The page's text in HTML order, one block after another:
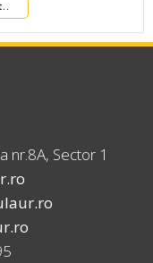
nr.8A, Sector 1